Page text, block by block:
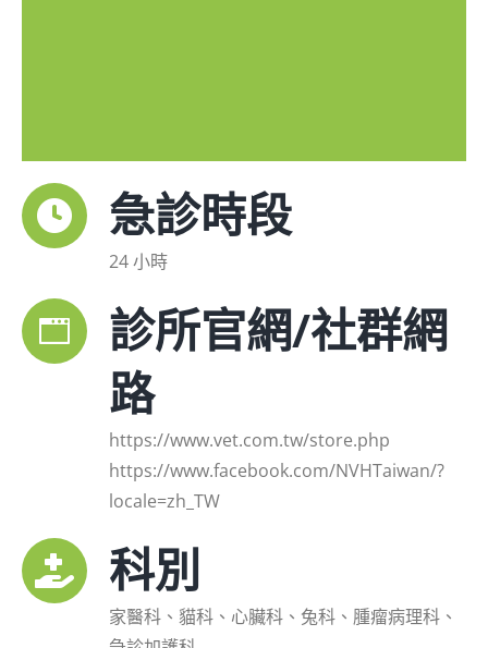
急診時段
24 小時
診所官網/社群網
路
https://www.vet.com.tw/store.php
https://www.facebook.com/NVHTaiwan/?
locale=zh_TW
科別
家醫科、貓科、心臟科、兔科、腫瘤病理科、